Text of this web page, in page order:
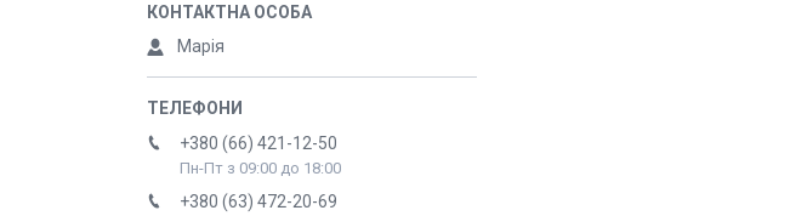
Марія
+380 (66) 421-12-50
Пн-Пт з 09:00 до 18:00
+380 (63) 472-20-69